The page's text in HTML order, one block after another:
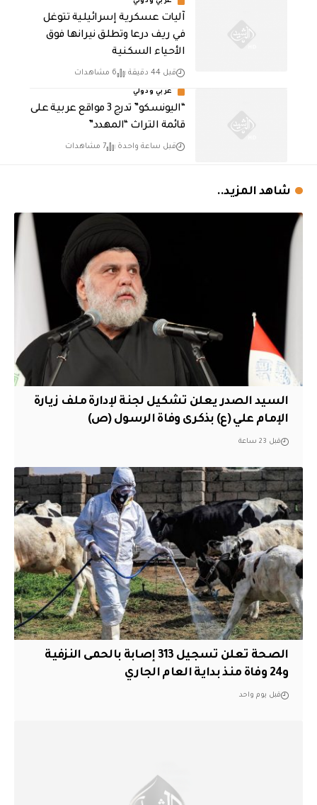
عربي ودولي
آليات عسكرية إسرائيلية تتوغل
في ريف درعا وتطلق نيرانها فوق
الأحياء السكنية
قبل 44 دقيقة 6 مشاهدات
عربي ودولي
“اليونسكو” تدرج 3 مواقع عربية على
قائمة التراث “المهدد”
قبل ساعة واحدة 7 مشاهدات
شاهد المزيد..
السيد الصدر يعلن تشكيل لجنة لإدارة ملف زيارة
الإمام علي (ع) بذكرى وفاة الرسول (ص)
قبل 23 ساعة
الصحة تعلن تسجيل 313 إصابة بالحمى النزفية
و24 وفاة منذ بداية العام الجاري
قبل يوم واحد